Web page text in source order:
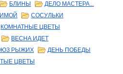
БЛИНЫ
ДЕЛО МАСТЕРА...
СОСУЛЬКИ
КОМНАТНЫЕ ЦВЕТЫ
ВЕСНА ИДЕТ
РЫЖИХ
ДЕНЬ ПОБЕДЫ
ЦВЕТЫ